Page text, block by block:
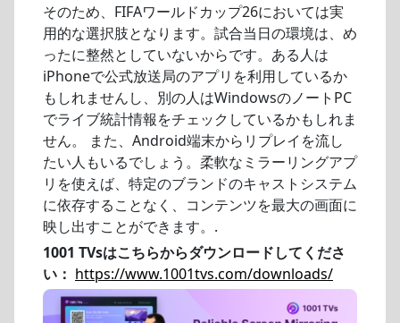
そのため、FIFAワールドカップ26においては実
用的な選択肢となります。試合当日の環境は、め
ったに整然としていないからです。ある人は
iPhoneで公式放送局のアプリを利用しているか
もしれませんし、別の人はWindowsのノートPC
でライブ統計情報をチェックしているかもしれま
せん。 また、Android端末からリプレイを流し
たい人もいるでしょう。柔軟なミラーリングアプ
リを使えば、特定のブランドのキャストシステム
に依存することなく、コンテンツを最大の画面に
映し出すことができます。.
1001 TVsはこちらからダウンロードしてくださ
い： https://www.1001tvs.com/downloads/